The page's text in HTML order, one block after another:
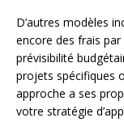
D’autres modèles
encore des frais
prévisibilité
projets spécifiques
approche a ses
votre stratégie